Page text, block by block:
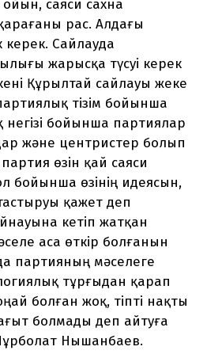
ойын, саяси сахна
рас. Алдағы
керек. Сайлауда
жарысқа түсуі керек
Құрылтай сайлауы жеке
тізім бойынша
негізі бойынша партиялар
және центристер болып
партия өзін қай саяси
бойынша өзінің идеясын,
қажет деп
кетіп жатқан
аса өткір болғанын
партияның мәселеге
тұрғыдан қарап
болған жоқ, тіпті нақты
болмады деп айтуға
Нышанбаев.